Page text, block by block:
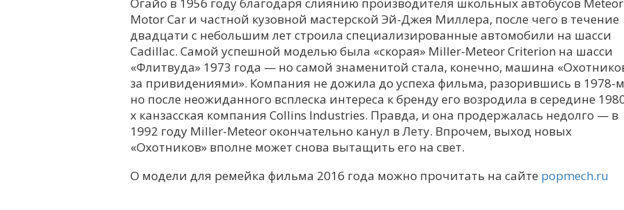
Motor Car и частной кузовной мастерской Эй-Джея Миллера, после чего в течение
двадцати с небольшим лет строила специализированные автомобили на шасси
Cadillac. Самой успешной моделью была «скорая» Miller-Meteor Criterion на шасси
«Флитвуда» 1973 года — но самой знаменитой стала, конечно, машина
за привидениями». Компания не дожила до успеха фильма, разорившись в 1978-
но после неожиданного всплеска интереса к бренду его возродилa в середине
х канзасская компания Collins Industries. Правда, и она продержалась недолго — в
1992 году Miller-Meteor окончательно канул в Лету. Впрочем, выход новых
«Охотников» вполне может снова вытащить его на свет.
О модели для ремейка фильма 2016 года можно прочитать на сайте popmech.ru